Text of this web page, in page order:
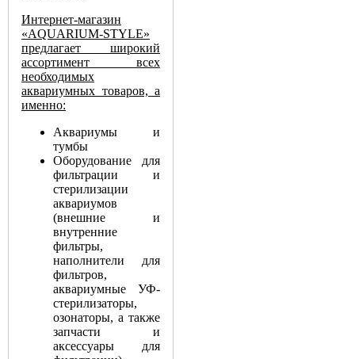
Интернет-магазин
«AQUARIUM-STYLE»
предлагает широкий
ассортимент всех
необходимых
аквариумных товаров, а
именно:
Аквариумы и
тумбы
Оборудование для
фильтрации и
стерилизации
аквариумов
(внешние и
внутренние
фильтры,
наполнители для
фильтров,
аквариумные УФ-
стерилизаторы,
озонаторы, а также
запчасти и
аксессуары для